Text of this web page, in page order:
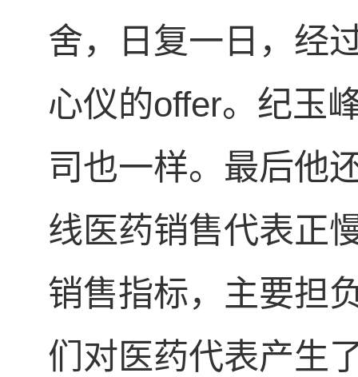
舍，日复一日，经
心仪的offer。纪玉
司也一样。最后他
线医药销售代表正
销售指标，主要担
们对医药代表产生